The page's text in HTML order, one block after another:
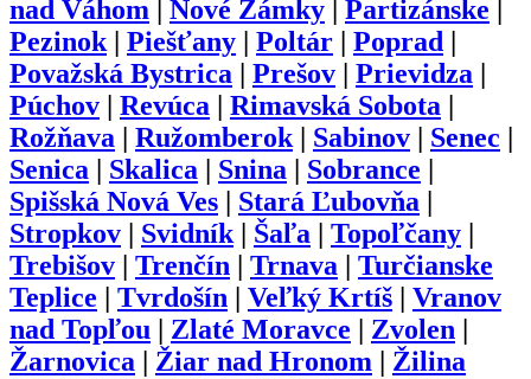
nad Váhom
Nové Zámky Partizánske
Pezinok| Piešťany Poltár Poprad
Považská Bystrica
Prešov Prievidza
Púchov
Revúca Rimavská Sobota
Rožňava
Ružomberok| Sabinov Senec
Senica
Skalica Snina Sobrance
Spišská Nová Ves
Stará Ľubovňa
Stropkov
Svidník| Šaľa Topoľčany
Trebišov
Trenčín Trnava
Turčianske
Teplice
Tvrdošín Veľký Krtíš
Vranov
nad Topľou
Zlaté Moravce Zvolen
Žarnovica
Žiar nad Hronom Žilina